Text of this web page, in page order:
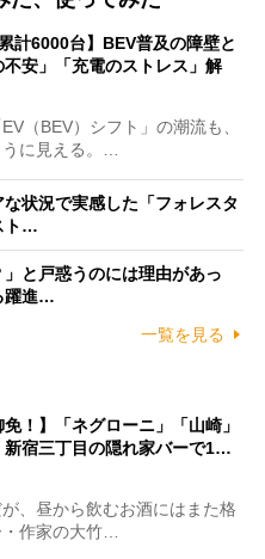
計6000台】BEV普及の障壁と
安」「充電のストレス」解
（BEV）シフト」の潮流も、
に見える。…
状況で実感した「フォレスタ
ト…
と戸惑うのには理由があっ
躍進…
一覧を見る
免！】「ネグローニ」「山崎」
新宿三丁目の隠れ家バーで1…
、昼から飲むお酒にはまた格
作家の大竹…